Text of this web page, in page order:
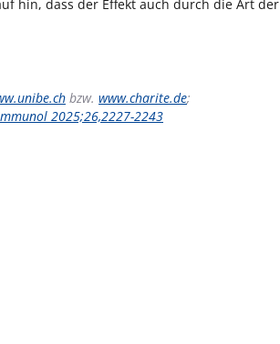
hin, dass der Effekt auch durch die Art der
bzw. www.charite.de;
2025;26,2227-2243